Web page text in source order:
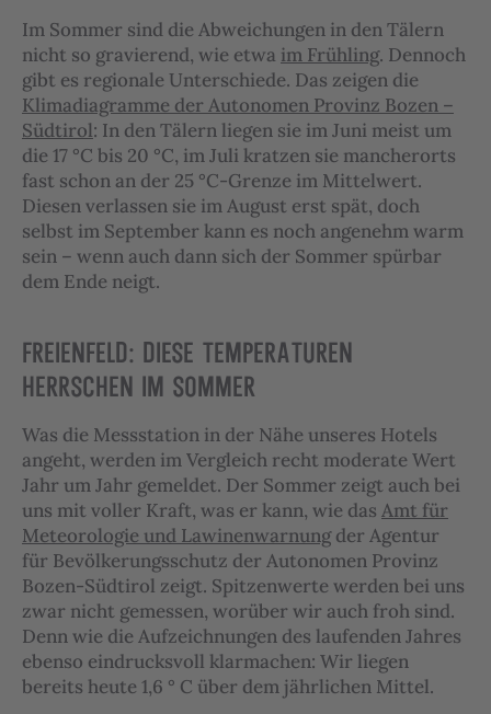
Im Sommer sind die Abweichungen in den Tälern
nicht so gravierend, wie etwa im Frühling. Dennoch
gibt es regionale Unterschiede. Das zeigen die
Klimadiagramme der Autonomen Provinz Bozen –
Südtirol: In den Tälern liegen sie im Juni meist um
die 17 °C bis 20 °C, im Juli kratzen sie mancherorts
fast schon an der 25 °C-Grenze im Mittelwert.
Diesen verlassen sie im August erst spät, doch
selbst im September kann es noch angenehm warm
sein – wenn auch dann sich der Sommer spürbar
dem Ende neigt.
FREIENFELD: DIESE TEMPERATUREN
HERRSCHEN IM SOMMER
Was die Messstation in der Nähe unseres Hotels
angeht, werden im Vergleich recht moderate Wert
Jahr um Jahr gemeldet. Der Sommer zeigt auch bei
uns mit voller Kraft, was er kann, wie das Amt für
Meteorologie und Lawinenwarnungder Agentur
für Bevölkerungsschutz der Autonomen Provinz
Bozen-Südtirol zeigt. Spitzenwerte werden bei uns
zwar nicht gemessen, worüber wir auch froh sind.
Denn wie die Aufzeichnungen des laufenden Jahres
ebenso eindrucksvoll klarmachen: Wir liegen
bereits heute 1,6 ° C über dem jährlichen Mittel.